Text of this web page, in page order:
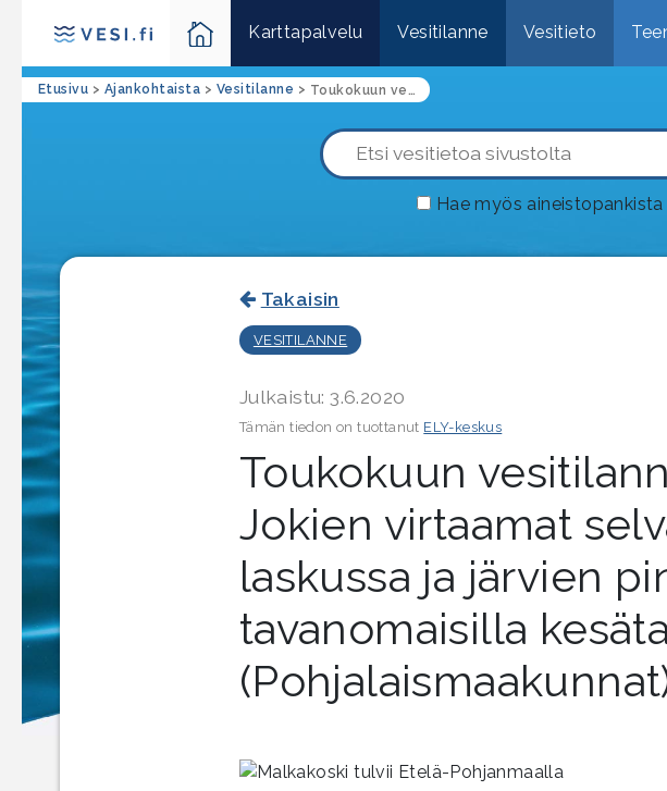
Karttapalvelu Vesitilanne Vesitieto
Etusivu > Ajankohtaista > Vesitilanne > Toukokuun vesitilannekatsaus: Jokien virtaamat selvässä laskussa ja järvien pinnat tavanomaisilla kesätasoilla (Pohjalaismaakunnat)
Hae myös aineistopankista
Takaisin
VESITILANNE
Julkaistu: 3.6.2020
Tämän tiedon on tuottanut ELY-keskus
Toukokuun
Jokien virtaamat
laskussa ja järvien
tavanomaisilla